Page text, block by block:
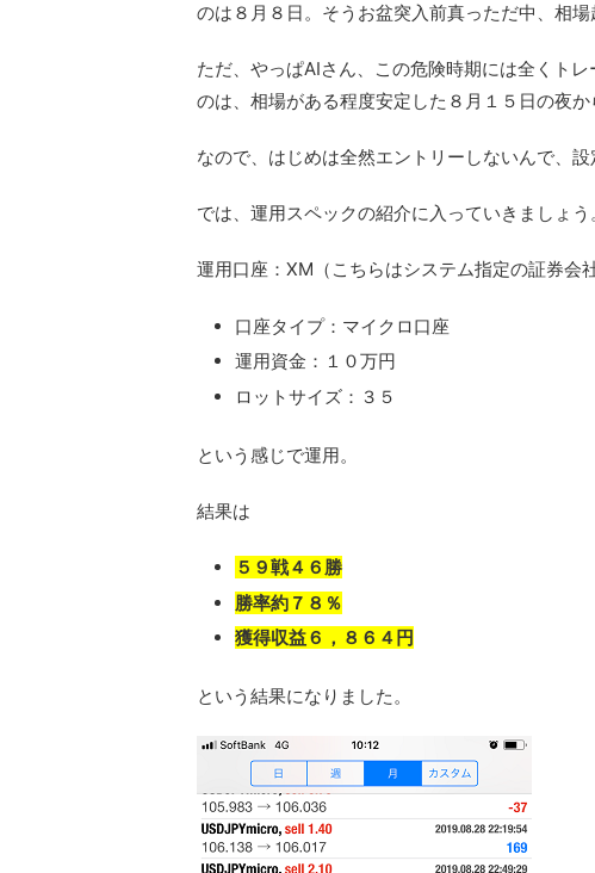
のは８月８日。そうお盆突入前真っただ中、相場
ただ、やっぱAIさん、この危険時期には全くト
のは、相場がある程度安定した８月１５日の夜か
なので、はじめは全然エントリーしないんで、
では、運用スペックの紹介に入っていきましょう。
運用口座：XM（こちらはシステム指定の証券会
口座タイプ：マイクロ口座
運用資金：１０万円
ロットサイズ：３５
という感じで運用。
結果は
５９戦４６勝
勝率約７８％
獲得収益６，８６４円
という結果になりました。